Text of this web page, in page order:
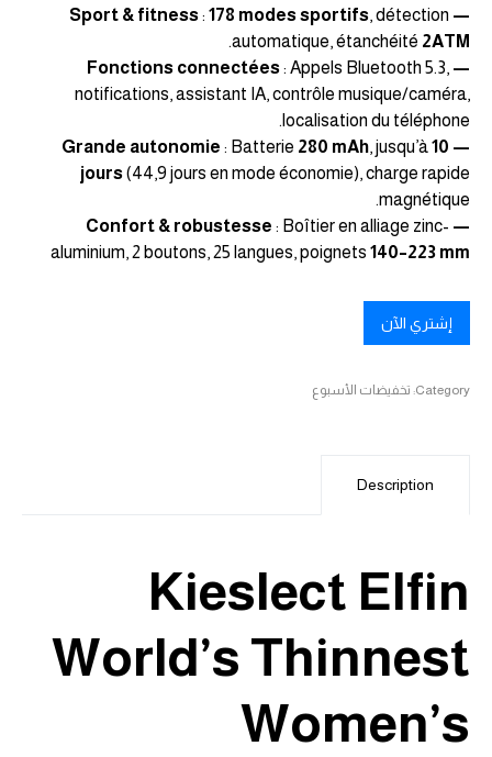
— Sport & fitness
: 178 modes sportifs, détection
automatique, étanchéité 2ATM
.
— Fonctions connectées
: Appels Bluetooth 5.3,
notifications, assistant IA, contrôle musique/caméra,
localisation du téléphone.
— Grande autonomie
: Batterie 280 mAh, jusqu’à10
jours(44,9 jours en mode économie), charge rapide
magnétique.
— Confort & robustesse
: Boîtier en alliage zinc-
aluminium, 2 boutons, 25 langues, poignets 140–223 mm
إشتري الآن
Category: تخفيضات الأسبوع
Description
Kieslect Elfin
World’s Thinnest
Women’s